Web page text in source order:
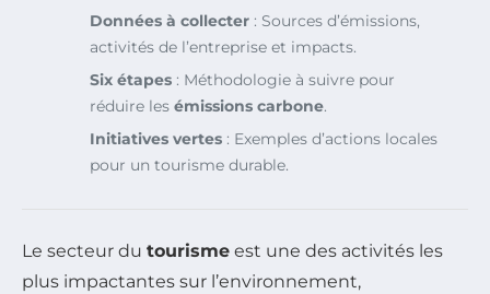
Données à collecter : Sources d’émissions,
activités de l’entreprise et impacts.
Six étapes : Méthodologie à suivre pour
réduire les émissions carbone.
Initiatives vertes : Exemples d’actions locales
pour un tourisme durable.
Le secteur du tourisme est une des activités les
plus impactantes sur l’environnement,